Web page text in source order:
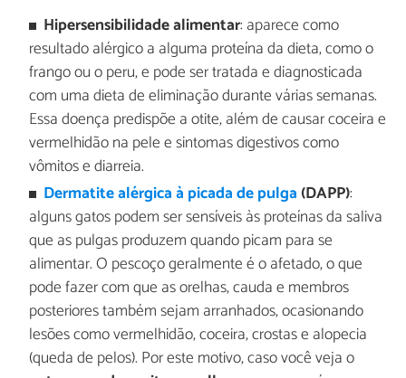
Hipersensibilidade alimentar: aparece como
resultado alérgico a alguma proteína da dieta, como o
frango ou o peru, e pode ser tratada e diagnosticada
com uma dieta de eliminação durante várias semanas.
Essa doença predispõe a otite, além de causar coceira e
vermelhidão na pele e sintomas digestivos como
vômitos e diarreia.
Dermatite alérgica à picada de pulga (DAPP):
alguns gatos podem ser sensíveis às proteínas da saliva
que as pulgas produzem quando picam para se
alimentar. O pescoço geralmente é o afetado, o que
pode fazer com que as orelhas, cauda e membros
posteriores também sejam arranhados, ocasionando
lesões como vermelhidão, coceira, crostas e alopecia
(queda de pelos). Por este motivo, caso você veja o